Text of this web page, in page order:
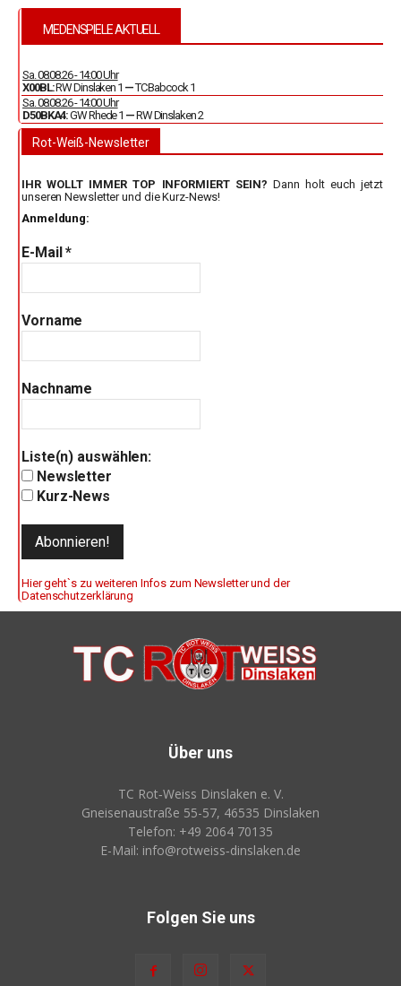
MEDENSPIELE AKTUELL
Sa. 08.08.26 - 14:00 Uhr
X00BL:RW Dinslaken 1 —TC Babcock 1
Sa. 08.08.26 - 14:00 Uhr
D50BKA4:GW Rhede 1 —RW Dinslaken 2
Rot-Weiß-Newsletter
IHR WOLLT IMMER TOP INFORMIERT SEIN? Dann holt euch jetzt
unseren Newsletter und die Kurz-News!
Anmeldung:
E-Mail*
Vorname
Nachname
Liste(n) auswählen:
Newsletter
Kurz-News
Hier geht`s zu weiteren Infos zum Newsletter und der
Datenschutzerklärung
Über uns
TC Rot‑Weiss Dinslaken e. V.
Gneisenaustraße 55-57, 46535 Dinslaken
Telefon: +49 2064 70135
E-Mail: info@rotweiss‑dinslaken.de
Folgen Sie uns